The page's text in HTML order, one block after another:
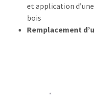
et application
bois
Remplacement